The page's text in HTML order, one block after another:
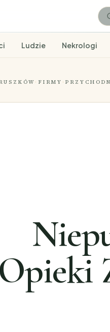
Ludzie Nekrologi
· FIRMY ·
Opieki